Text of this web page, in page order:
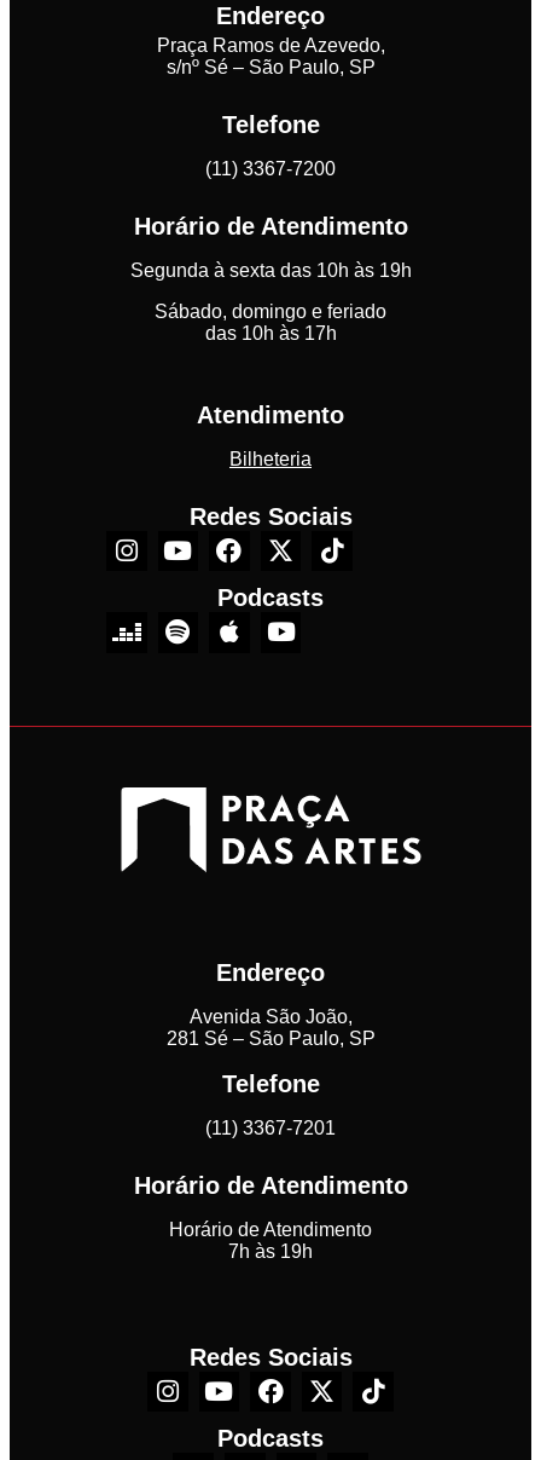
Endereço
Praça Ramos de Azevedo,
s/nº Sé – São Paulo, SP
Telefone
(11) 3367-7200
Horário de Atendimento
Segunda à sexta das 10h às 19h
Sábado, domingo e feriado
das 10h às 17h
Atendimento
Bilheteria
Redes Sociais
Podcasts
Endereço
Avenida São João,
281 Sé – São Paulo, SP
Telefone
(11) 3367-7201
Horário de Atendimento
Horário de Atendimento
7h às 19h
Redes Sociais
Podcasts